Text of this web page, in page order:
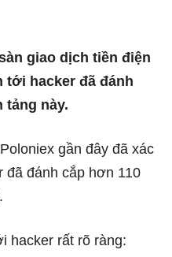
giao dịch tiền điện
hacker đã đánh
tảng này.
gần đây đã xác
đã đánh cắp hơn 110
hacker rất rõ ràng: